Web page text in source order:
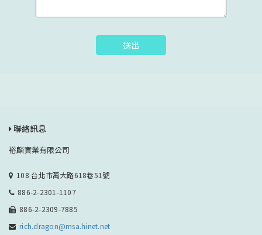
送出
聯絡訊息
裕麟實業有限公司
108 台北市萬大路618巷51號
886-2-2301-1107
886-2-2309-7885
rich.dragon@msa.hinet.net